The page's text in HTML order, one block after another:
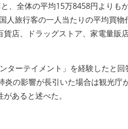
、全体の平均15万8458円よりも
人旅行客の一人当たりの平均買
店、ドラッグストア、家電量販
ターテイメント」を経験したと
の影響が長引いた場合は観光庁
あると述べた。